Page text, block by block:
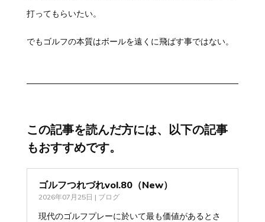
打ってもらいたい。
でもゴルフの本質はボールを遠くに飛ばす事ではない。
この記事を読んだ方には、以下の記事
もおすすめです。
ゴルフつれづれvol.80（New）
2026年07月25日 | ブログ
現代のゴルフプレーに於いて最も価値があるとさ